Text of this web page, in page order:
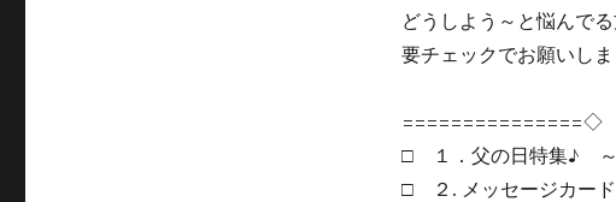
どうしよう～と悩んでる
要チェックでお願いしま
□ １．父の日特集♪ ～
□ ２. メッセージカー